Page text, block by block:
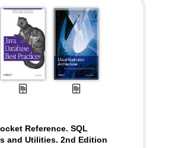
Reference. SQL
and Utilities. 2nd Edition